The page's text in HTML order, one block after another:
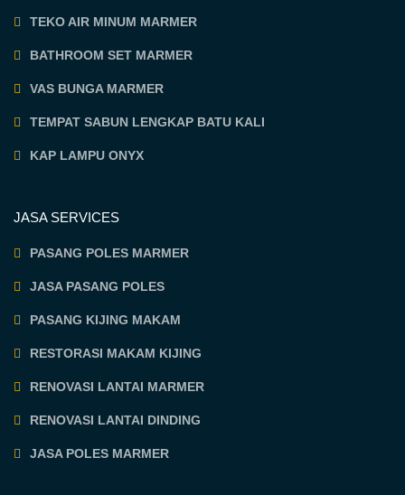
TEKO AIR MINUM MARMER
BATHROOM SET MARMER
VAS BUNGA MARMER
TEMPAT SABUN LENGKAP BATU KALI
KAP LAMPU ONYX
JASA SERVICES
PASANG POLES MARMER
JASA PASANG POLES
PASANG KIJING MAKAM
RESTORASI MAKAM KIJING
RENOVASI LANTAI MARMER
RENOVASI LANTAI DINDING
JASA POLES MARMER